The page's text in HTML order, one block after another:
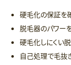
硬毛化の保証を
脱毛器のパワー
硬毛化しにくい
自己処理で毛抜